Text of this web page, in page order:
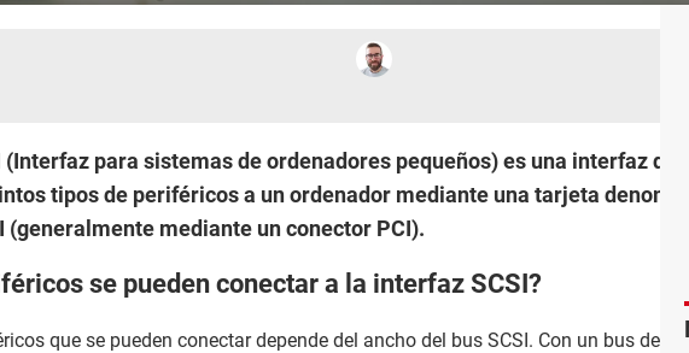
(Interfaz para sistemas de ordenadores pequeños) es una interfaz
tipos de periféricos a un ordenador mediante una tarjeta
(generalmente mediante un conector PCI).
se pueden conectar a la interfaz SCSI?
que se pueden conectar depende del ancho del bus SCSI. Con un bus de 8